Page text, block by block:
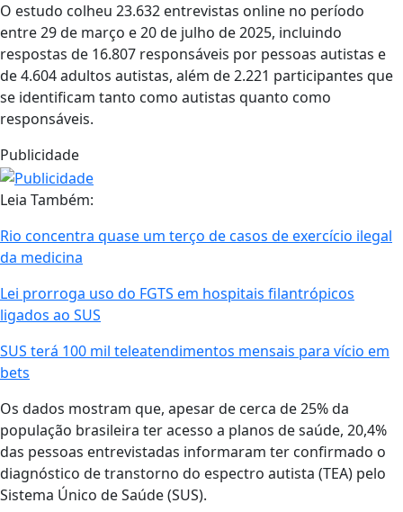
O estudo colheu 23.632 entrevistas online no período
entre 29 de março e 20 de julho de 2025, incluindo
respostas de 16.807 responsáveis por pessoas autistas e
de 4.604 adultos autistas, além de 2.221 participantes que
se identificam tanto como autistas quanto como
responsáveis.
Publicidade
Leia Também:
Rio concentra quase um terço de casos de exercício ilegal
da medicina
Lei prorroga uso do FGTS em hospitais filantrópicos
ligados ao SUS
SUS terá 100 mil teleatendimentos mensais para vício em
bets
Os dados mostram que, apesar de cerca de 25% da
população brasileira ter acesso a planos de saúde, 20,4%
das pessoas entrevistadas informaram ter confirmado o
diagnóstico de transtorno do espectro autista (TEA) pelo
Sistema Único de Saúde (SUS).